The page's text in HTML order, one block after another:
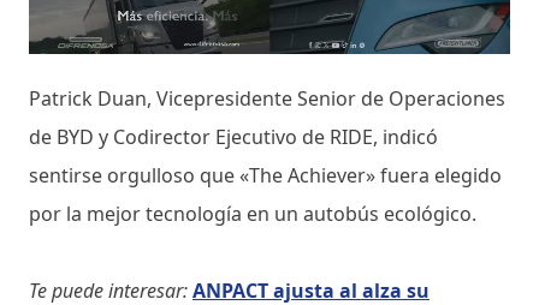
Patrick Duan, Vicepresidente Senior de Operaciones
de BYD y Codirector Ejecutivo de RIDE, indicó
sentirse orgulloso que «The Achiever» fuera elegido
por la mejor tecnología en un autobús ecológico.
Te puede interesar:ANPACT ajusta al alza su